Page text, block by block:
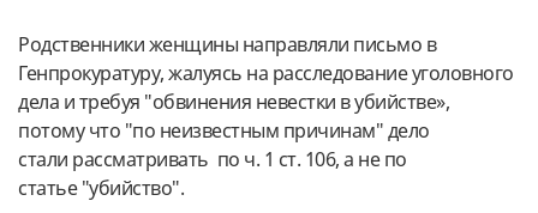
Родственники женщины направляли письмо в
Генпрокуратуру, жалуясь на расследование уголовного
дела и требуя "обвинения невестки в убийстве»,
потому что "по неизвестным причинам" дело
стали рассматривать по ч. 1 ст. 106, а не по
статье "убийство".